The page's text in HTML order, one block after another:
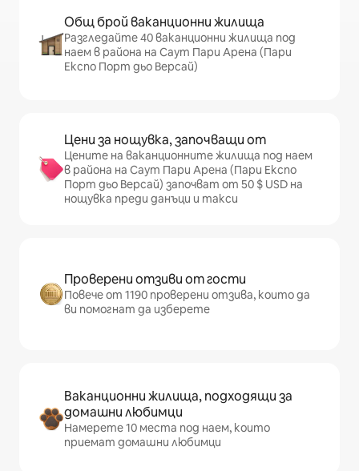
Общ брой ваканционни жилища
Разгледайте 40 ваканционни жилища под
наем в района на Саут Пари Арена (Пари
Експо Порт дьо Версай)
Цени за нощувка, започващи от
Цените на ваканционните жилища под наем
в района на Саут Пари Арена (Пари Експо
Порт дьо Версай) започват от 50 $ USD на
нощувка преди данъци и такси
Проверени отзиви от гости
Повече от 1190 проверени отзива, които да
ви помогнат да изберете
Ваканционни жилища, подходящи за
домашни любимци
Намерете 10 места под наем, които
приемат домашни любимци